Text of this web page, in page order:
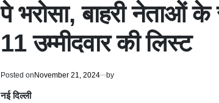
पे भरोसा, बाहरी नेताओं के
11 उम्मीदवार की लिस्ट
Posted on November 21, 2024 by
नई दिल्ली